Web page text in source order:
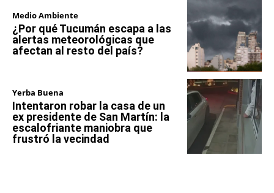
Medio Ambiente
¿Por qué Tucumán escapa a las
alertas meteorológicas que
afectan al resto del país?
Yerba Buena
Intentaron robar la casa de un
ex presidente de San Martín: la
escalofriante maniobra que
frustró la vecindad